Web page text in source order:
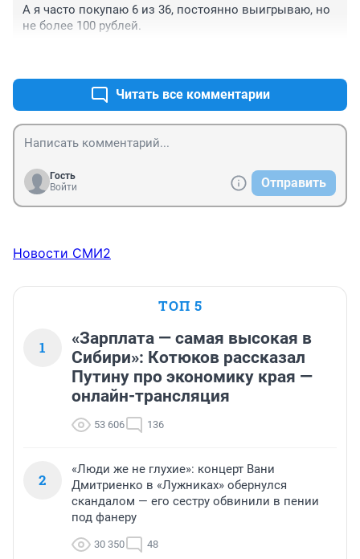
А я часто покупаю 6 из 36, постоянно выигрываю, но
не более 100 рублей.
Читать все комментарии
Гость
Войти
Отправить
Новости СМИ2
ТОП 5
1
«Зарплата — самая высокая в
Сибири»: Котюков рассказал
Путину про экономику края —
онлайн-трансляция
53 606 136
2
«Люди же не глухие»: концерт Вани
Дмитриенко в «Лужниках» обернулся
скандалом — его сестру обвинили в пении
под фанеру
30 350 48